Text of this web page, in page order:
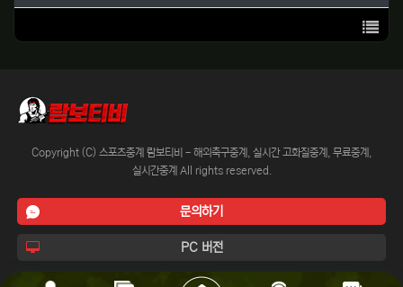
목록
Copyright (C) 스포츠중계 람보티비 - 해외축구중계, 실시간 고화질중계, 무료중계,
실시간중계 All rights reserved.
문의하기
PC 버전